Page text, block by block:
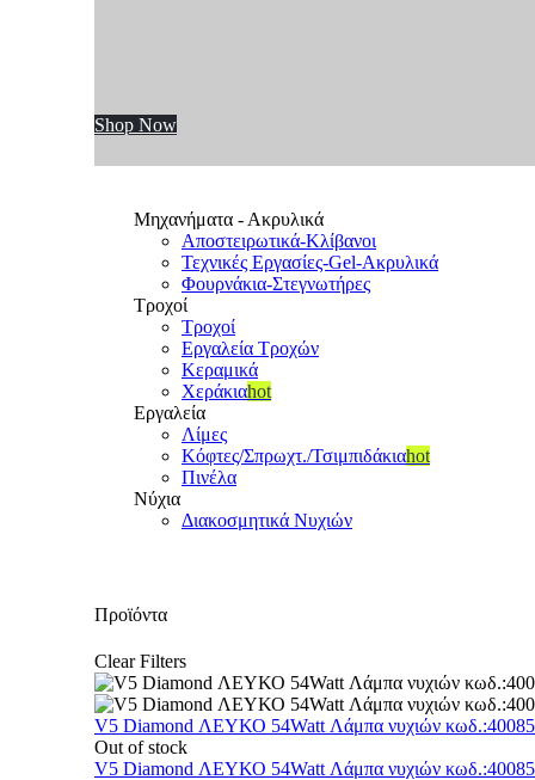
Shop Now
Μηχανήματα - Ακρυλικά
Αποστειρωτικά-Κλίβανοι
Τεχνικές Εργασίες-Gel-Ακρυλικά
Φουρνάκια-Στεγνωτήρες
Τροχοί
Τροχοί
Εργαλεία Τροχών
Κεραμικά
Χεράκιαhot
Εργαλεία
Λίμες
Κόφτες/Σπρωχτ./Τσιμπιδάκιαhot
Πινέλα
Νύχια
Διακοσμητικά Νυχιών
Προϊόντα
Clear Filters
V5 Diamond ΛΕΥΚΟ 54Watt Λάμπα νυχιών
Out of stock
V5 Diamond ΛΕΥΚΟ 54Watt Λάμπα νυχιών